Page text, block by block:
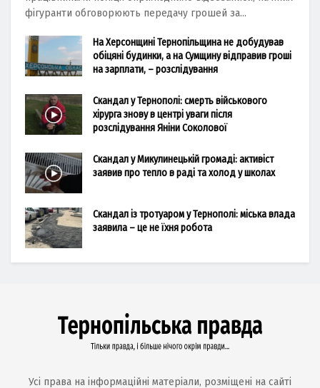
фігуранти обговорюють передачу грошей за...
На Херсонщині Тернопільщина не добудував
обіцяні будинки, а на Сумщину відправив гроші
на зарплати, – розслідування
Скандал у Тернополі: смерть військового
хірурга знову в центрі уваги після
розслідування Яніни Соколової
Скандал у Микулинецькій громаді: активіст
заявив про тепло в раді та холод у школах
Скандал із тротуаром у Тернополі: міська влада
заявила – це не їхня робота
Усі права на інформаційні матеріали, розміщені на сайті